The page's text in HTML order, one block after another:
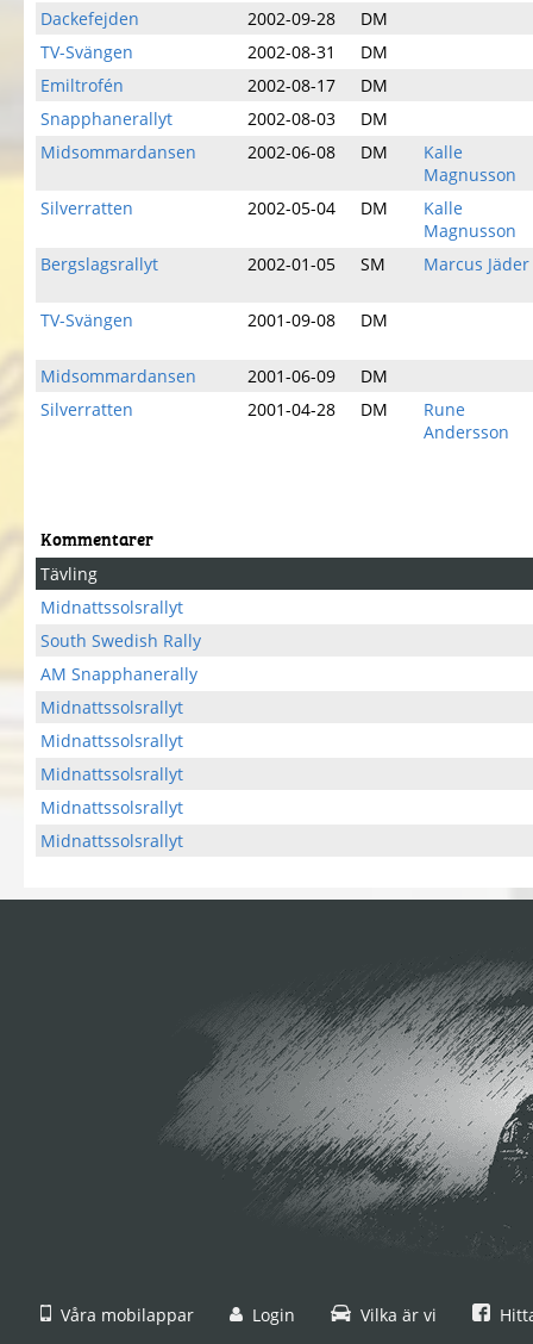
Dackefejden 2002-09-28
DM
TV-Svängen
2002-08-31
DM
Emiltrofén
2002-08-17
DM
Snapphanerallyt
2002-08-03
DM
Midsommardansen
2002-06-08 DM
Kalle
Magnusson
Silverratten
2002-05-04 DM
Kalle
Magnusson
Bergslagsrallyt
2002-01-05 SM Marcus Jäder
TV-Svängen 2001-09-08 DM
Midsommardansen 2001-06-09
DM
Silverratten
2001-04-28 DM
Rune
Andersson
Kommentarer
Tävling
Midnattssolsrallyt
South Swedish Rally
AM Snapphanerally
Midnattssolsrallyt
Midnattssolsrallyt
Midnattssolsrallyt
Midnattssolsrallyt
Midnattssolsrallyt
Våra mobilappar Login Vilka är vi